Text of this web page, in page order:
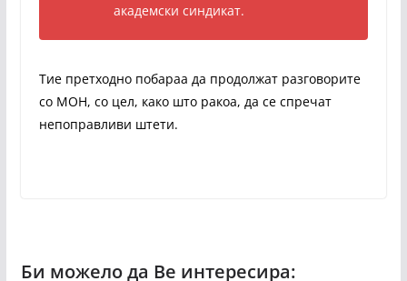
академски синдикат.
Тие претходно побараа да продолжат разговорите
со МОН, со цел, како што ракоа, да се спречат
непоправливи штети.